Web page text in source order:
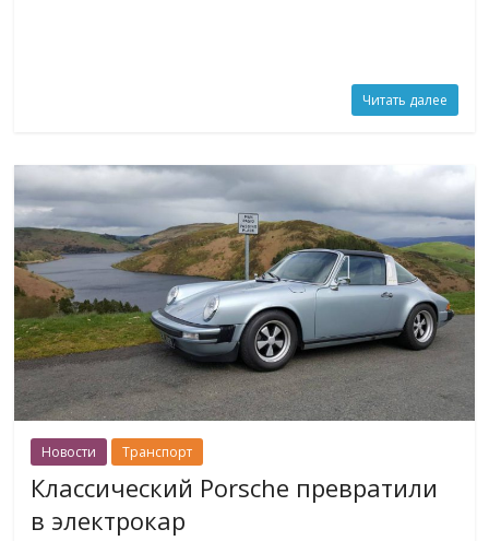
Читать далее
Новости Транспорт
Классический Porsche превратили
в электрокар